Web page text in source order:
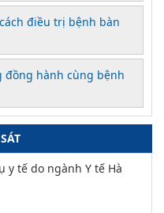
điều trị bệnh bàn
hành cùng bệnh
y tế do ngành Y tế Hà